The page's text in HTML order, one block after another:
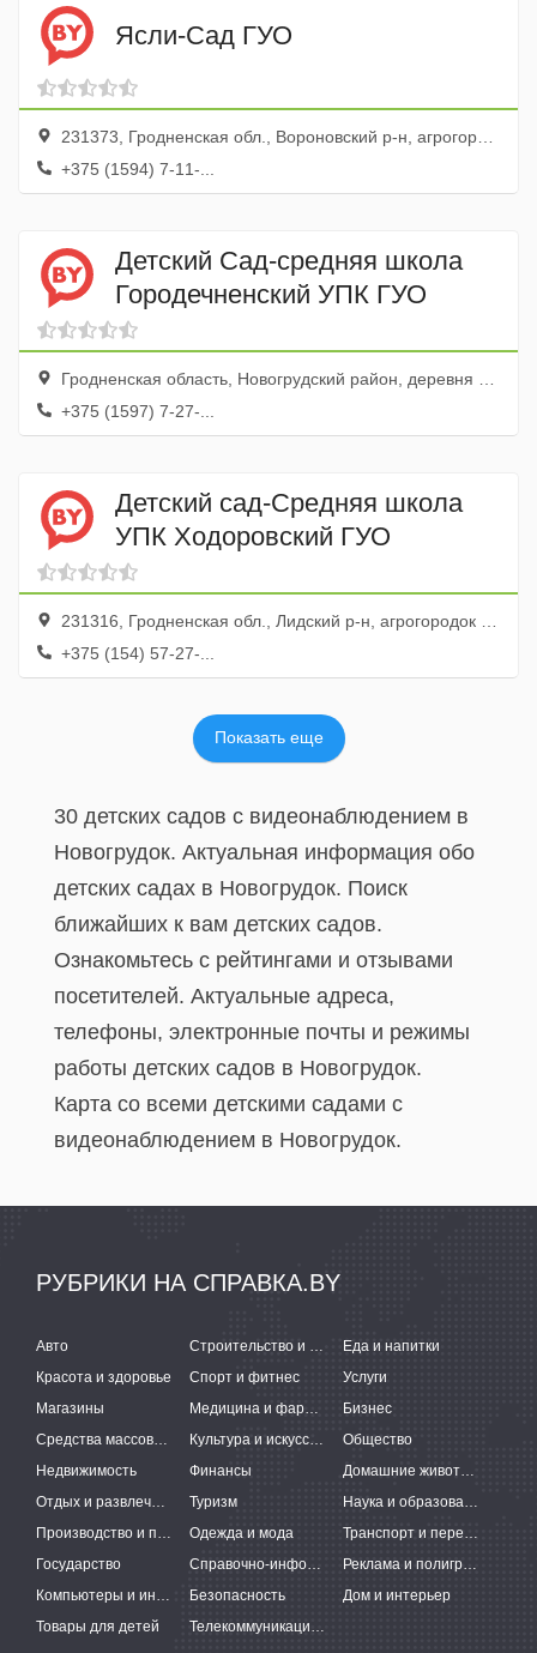
Ясли-Сад ГУО
231373, Гродненская обл., Вороновский р-н, агрогородок Жирмуны, ул. Садовая, 5
+375 (1594) 7-11-...
Детский Сад-средняя школа
Городечненский УПК ГУО
Гродненская область, Новогрудский район, деревня Городечно
+375 (1597) 7-27-...
Детский сад-Средняя школа
УПК Ходоровский ГУО
231316, Гродненская обл., Лидский р-н, агрогородок Ходоровцы, ул. Комсомольская, 10
+375 (154) 57-27-...
Показать еще
30 детских садов с видеонаблюдением в
Новогрудок. Актуальная информация обо
детских садах в Новогрудок. Поиск
ближайших к вам детских садов.
Ознакомьтесь с рейтингами и отзывами
посетителей. Актуальные адреса,
телефоны, электронные почты и режимы
работы детских садов в Новогрудок.
Карта со всеми детскими садами с
видеонаблюдением в Новогрудок.
РУБРИКИ НА СПРАВКА.BY
Авто Строительство и ремонт
Еда и напитки
Красота и здоровье
Спорт и фитнес
Услуги
Магазины
Медицина и фармацевтика
Бизнес
Средства массовой информации
Культура и искусство
Общество
Недвижимость
Финансы
Домашние животные
Отдых и развлечения
Туризм
Наука и образование
Производство и поставки
Одежда и мода
Транспорт и перевозки
Государство
Справочно-информационные системы
Реклама и полиграфия
Компьютеры и интернет
Безопасность
Дом и интерьер
Товары для детей
Телекоммуникации и связь